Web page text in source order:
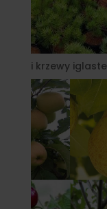
i krzewy iglaste